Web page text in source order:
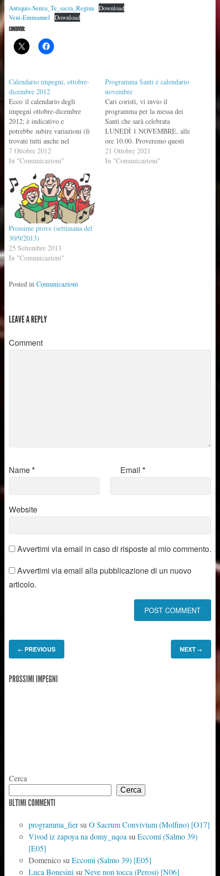
Antiquis-Senza_Te_sacra_Regina Download
Veni-Emmanuel Download
CONDIVIDI:
Calendario impegni, ottobre-
dicembre 2012
Ecco il calendario degli
impegni ottobre-dicembre
2012; è indicativo e
potrebbe subire variazioni (li
trovate tutti anche nel
calendario). OTTOBRE
Martedì 9: 20.30 donne -
20.45 messa, a seguire prove
Martedì 16: ore 21.00 uomini
Giovedì 18: ore 20.30 donne
Sabato 20: ore 11.30
MATRIMONIO STEFANIA
FRANZELLI Martedì…
7 Ottobre 2012
In "Comunicazioni"
Programma Santi e calendario
novembre
Cari coristi, vi invio il
programma per la messa dei
Santi che sarà celebrata
LUNEDÌ 1 NOVEMBRE, alle
ore 10.00. Proveremo questi
canti MERCOLEDÌ 27
OTTOBRE, alle ore 21.30
21 Ottobre 2021
In "Comunicazioni"
Prossime prove (settimana del
30/9/2013)
25 Settembre 2013
In "Comunicazioni"
Posted in Comunicazioni
LEAVE A REPLY
Comment
Name* Email *
Website
Avvertimi via email in caso di risposte al mio commento.
Avvertimi via email alla pubblicazione di un nuovo
articolo.
← PREVIOUS NEXT →
PROSSIMI IMPEGNI
Cerca
Cerca
ULTIMI COMMENTI
programma_fiersuO Sacrum Convivium (Molfino) [O17]
Vivod iz zapoya na domy_uqoasuEccomi (Salmo 39)
[E05]
DomenicosuEccomi (Salmo 39) [E05]
Luca BonesinisuNeve non tocca (Perosi) [N06]